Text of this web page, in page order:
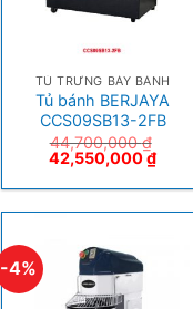
TỦ TRƯNG BÀY BÁNH
Tủ bánh BERJAYA
CCS09SB13-2FB
44,700,000₫
42,550,000₫
-4%